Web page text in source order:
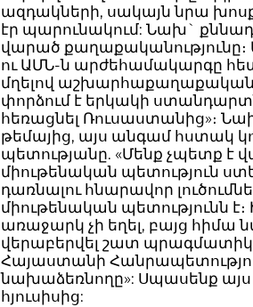
ազդակների, սակայն նրա
էր պարունակում: Նախ`
վարած քաղաքականությունը։
ու ԱՄՆ-ն արժեհամակարգը
մղելով աշխարհաքաղաքական
փորձում է երկակի
հեռացնել Ռուսաստանից»։
թեմայից, այս անգամ հստակ
պետությանը. «Մենք չպետք
միութենական պետություն
դառնալու հնարավոր
միութենական պետությունն
առաջարկ չի եղել, բայց հիմա
վերաբերվել շատ պրագմատիկ
Հայաստանի
նախաձեռնողը»: Սպասենք
հյուսիսից: